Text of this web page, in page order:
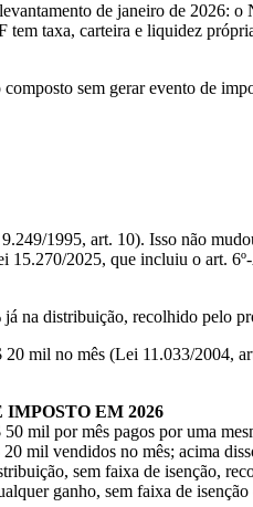
de janeiro de
taxa, carteira e liquidez
sem gerar evento de
1995, art. 10). Isso não
15.270/2025, que incluiu o art.
na distribuição, recolhido pelo
mil no mês (Lei 11.033/2004,
IMPOSTO EM 2026
50 mil por mês pagos por uma
20 mil vendidos no mês; acima
sem faixa de isenção,
ganho, sem faixa de